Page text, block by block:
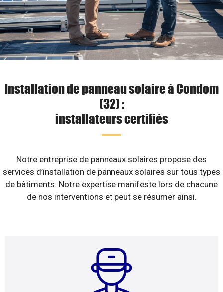
Installation de panneau solaire à Condom
(32) :
installateurs certifiés
Notre entreprise de panneaux solaires propose des
services d’installation de panneaux solaires sur tous types
de bâtiments. Notre expertise manifeste lors de chacune
de nos interventions et peut se résumer ainsi.